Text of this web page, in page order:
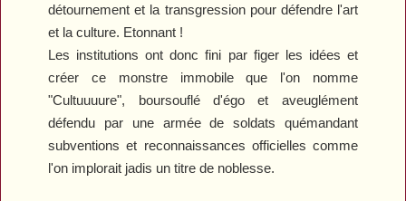
détournement et la transgression pour défendre l'art
et la culture. Etonnant !
Les institutions ont donc fini par figer les idées et
créer ce monstre immobile que l'on nomme
"Cultuuuure", boursouflé d'égo et aveuglément
défendu par une armée de soldats quémandant
subventions et reconnaissances officielles comme
l'on implorait jadis un titre de noblesse.